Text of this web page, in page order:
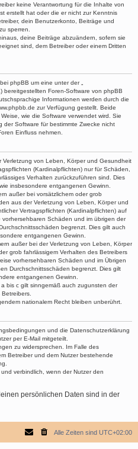
keine Verantwortung für die Inhalte von
erstellt hat oder die er nicht zur Kenntnis
dein Benutzerkonto, Beiträge und
sperren.
deine Beiträge abzuändern, sofern sie
sind, dem Betreiber oder einem Dritten
phpBB um eine unter der „
bereitgestellten Foren-Software von phpBB
Informationen werden durch die
zur Verfügung gestellt. Beide
wie die Software verwendet wird. Sie
Software für bestimmte Zwecke nicht
Einfluss nehmen.
Verletzung von Leben, Körper und Gesundheit
(Kardinalpflichten) nur für Schäden,
Verhalten zurückzuführen sind. Dies
insbesondere entgangenen Gewinn.
außer bei vorsätzlichem oder grob
aus der Verletzung von Leben, Körper und
Vertragspflichten (Kardinalpflichten) auf
vorhersehbaren Schäden und im übrigen der
begrenzt. Dies gilt auch
entgangenen Gewinn.
außer bei der Verletzung von Leben, Körper
grob fahrlässigem Verhalten des Betreibers
vorhersehbaren Schäden und im Übrigen
Durchschnittsschäden begrenzt. Dies gilt
entgangenen Gewinn.
bis c gilt sinngemäß auch zugunsten der
nationalem Recht bleiben unberührt.
und die Datenschutzerklärung
per E-Mail mitgeteilt.
zu widersprechen. Im Falle des
Betreiber und dem Nutzer bestehende
verbindlich, wenn der Nutzer den
persönlichen Daten sind in der
Alle Zeiten sind UTC+02:00